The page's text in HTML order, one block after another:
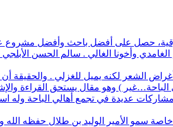
باحث وأفضل مشروع على مستوى العالم من بين 1700
وأخونا الغالي . سالم الحسن
الشعر لكنه يميل للغزلي . والحقيقة أن
الباحة…غير ) وهو مقال يستحق القراءة
مشاركات عديدة في تجمع أهالي الباحة
سمو الأمير الوليد بن طلال حفظه